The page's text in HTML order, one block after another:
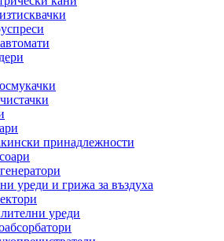
принадлежности
уреди и грижа за въздуха
уреди